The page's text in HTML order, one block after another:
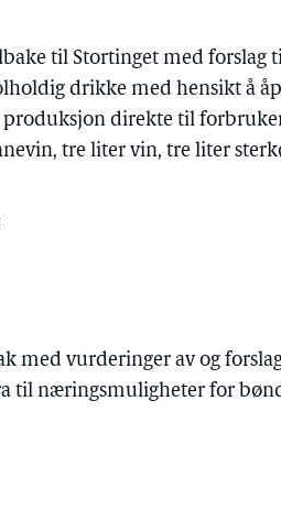
til Stortinget med forslag
drikke med hensikt å
produksjon direkte til
tre liter vin, tre liter
med vurderinger av og
til næringsmuligheter for